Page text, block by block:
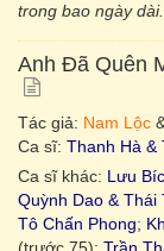
trong bao ngày
Anh Đã Quên
Tác giả: Nam Lộc
Ca sĩ: Thanh Hà &
Ca sĩ khác: Lưu
Quỳnh Dao & Thái
Tô Chấn Phong;